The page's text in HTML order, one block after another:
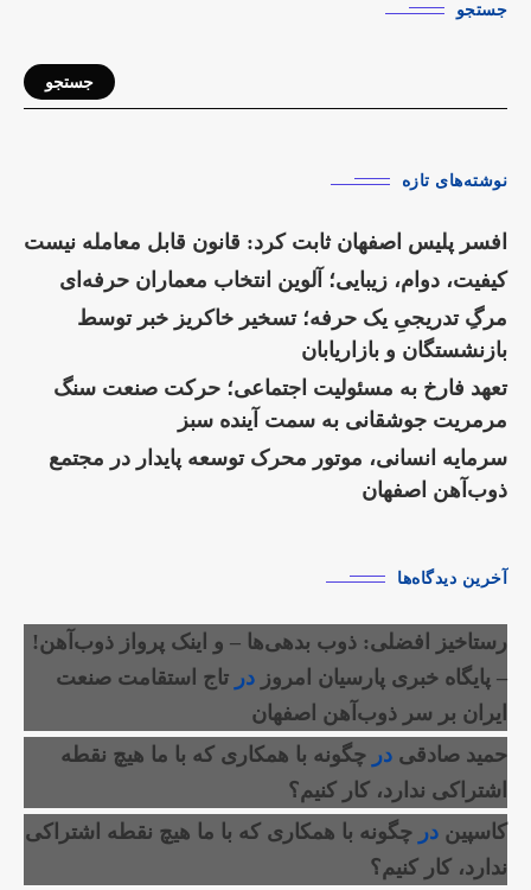
جستجو
جستجو
نوشته‌های تازه
افسر پلیس اصفهان ثابت کرد: قانون قابل معامله نیست
کیفیت، دوام، زیبایی؛ آلوین انتخاب معماران حرفه‌ای
مرگِ تدریجیِ یک حرفه؛ تسخیر خاکریز خبر توسط
بازنشستگان و بازاریابان
تعهد فارخ به مسئولیت اجتماعی؛ حرکت صنعت سنگ
مرمریت جوشقانی به سمت آینده سبز
سرمایه انسانی، موتور محرک توسعه پایدار در مجتمع
ذوب‌آهن اصفهان
آخرین دیدگاه‌ها
رستاخیز افضلی: ذوب بدهی‌ها – و اینک پرواز ذوب‌آهن!
– پایگاه خبری پارسیان امروز در تاج استقامت صنعت
ایران بر سر ذوب‌آهن اصفهان
حمید صادقی در چگونه با همکاری که با ما هیچ نقطه
اشتراکی ندارد، کار کنیم؟
کاسپین در چگونه با همکاری که با ما هیچ نقطه اشتراکی
ندارد، کار کنیم؟